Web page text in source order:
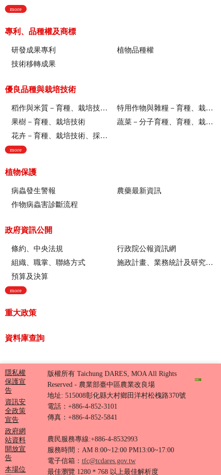
more
專利、品種權及商標
研發成果專利
植物品種權
技術移轉成果
優良品種與栽培技術
稻作與米質－育種、栽培技術、綜合、稻米品質
特用作物與雜糧－育種、栽培技術
果樹－育種、栽培技術
蔬菜－分子育種、育種、栽培技術
花卉－育種、栽培技術、採後技術、組織培養、園藝療育、產業推廣
more
植物保護
病蟲發生警報
農藥最新資訊
作物病蟲害診斷流程
政府資訊公開
條約、中央法規
行政院公報資訊網
組織、職掌、聯絡方式
施政計畫、業務統計及研究報告
預算及決算
more
重大政策
資料庫查詢
隱私權
保護宣
告
資訊安
全政策
宣告
政府網
站資料
開放宣
告
本場位
版權所有 Taichung DARES, MOA All Rights
Reserved - 農業部臺中區農業改良場
地址: 515008彰化縣大村鄉田洋村松槐路370號
電話：+886-4-852-3101
傳真：+886-4-852-5841
農民服務專線:+886-4-8532993
服務時間：AM 8:00~12:00 PM13:00~17:00
電子信箱： tfc@tcdares.gov.tw
最佳瀏覽 1280＊768 以上最佳解析度